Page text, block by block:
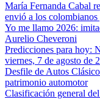
María Fernanda Cabal
envió a los
Yo me llamo 2026:
Aurelio Cheveroni
Predicciones para hoy:
viernes, 7 de agosto de
Desfile de Autos
patrimonio automotor
Clasificación general